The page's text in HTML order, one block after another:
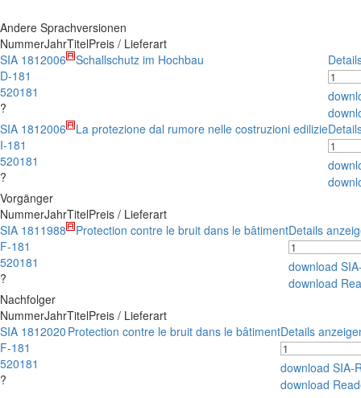
Andere Sprachversionen
NummerJahrTitelPreis / Lieferart
SIA 181
D-181
520181
?
2006 Schallschutz im Hochbau
SIA 181
I-181
520181
?
2006 La protezione dal rumore nelle costruzioni edilizie
Vorgänger
NummerJahrTitelPreis / Lieferart
SIA 181
F-181
520181
?
1988 Protection contre le bruit dans le bâtimentDetails
download
download
Nachfolger
NummerJahrTitelPreis / Lieferart
SIA 181
F-181
520181
?
2020 Protection contre le bruit dans le bâtimentDetails
download SIA-
download